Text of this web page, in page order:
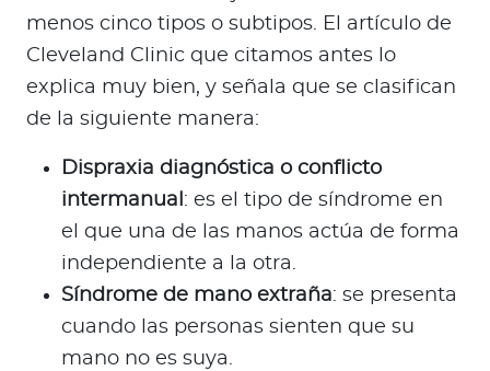
menos cinco tipos o subtipos. El artículo de
Cleveland Clinic que citamos antes lo
explica muy bien, y señala que se clasifican
de la siguiente manera:
Dispraxia diagnóstica o conflicto
intermanual : es el tipo de síndrome en
el que una de las manos actúa de forma
independiente a la otra.
Síndrome de mano extraña: se presenta
cuando las personas sienten que su
mano no es suya.